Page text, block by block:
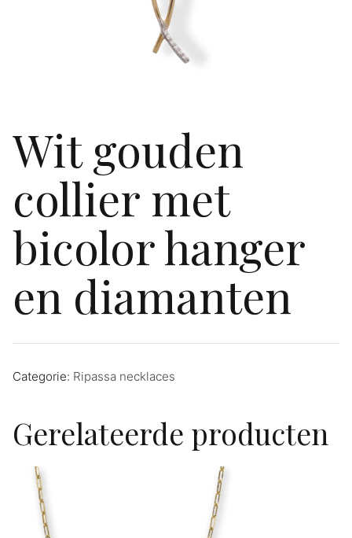
Wit gouden
collier met
bicolor hanger
en diamanten
Categorie: Ripassa necklaces
Gerelateerde producten